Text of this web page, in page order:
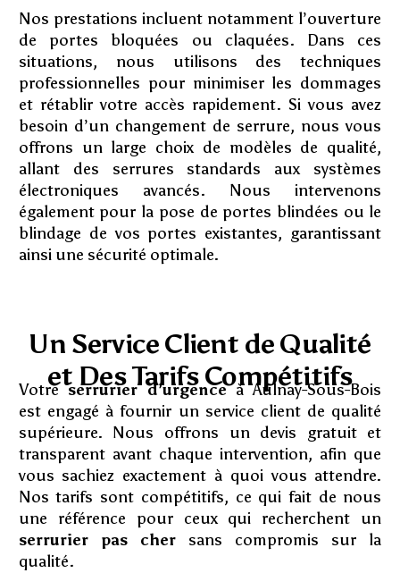
Nos prestations incluent notamment l’ouverture
de portes bloquées ou claquées. Dans ces
situations, nous utilisons des techniques
professionnelles pour minimiser les dommages
et rétablir votre accès rapidement. Si vous avez
besoin d’un changement de serrure, nous vous
offrons un large choix de modèles de qualité,
allant des serrures standards aux systèmes
électroniques avancés. Nous intervenons
également pour la pose de portes blindées ou le
blindage de vos portes existantes, garantissant
ainsi une sécurité optimale.
Un Service Client de Qualité
et Des Tarifs Compétitifs
Votreserrurier d’urgenceà Aulnay-Sous-Bois
est engagé à fournir un service client de qualité
supérieure. Nous offrons un devis gratuit et
transparent avant chaque intervention, afin que
vous sachiez exactement à quoi vous attendre.
Nos tarifs sont compétitifs, ce qui fait de nous
une référence pour ceux qui recherchent un
serrurier pas chersans compromis sur la
qualité.